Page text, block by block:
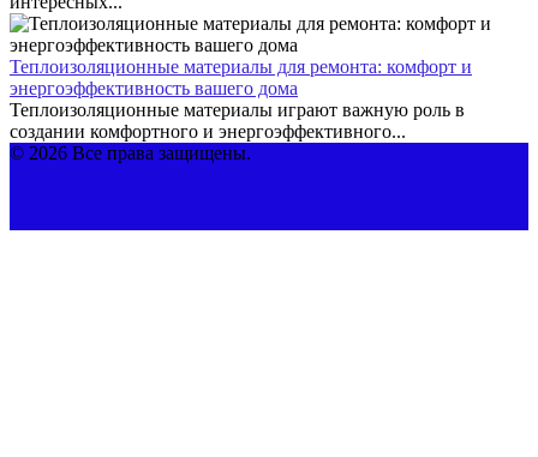
Теплоизоляционные материалы для ремонта: комфорт и
энергоэффективность вашего дома
Теплоизоляционные материалы играют важную роль в
создании комфортного и энергоэффективного...
© 2026 Все права защищены.